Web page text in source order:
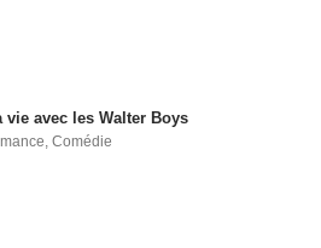
vie avec les Walter Boys
,Comédie